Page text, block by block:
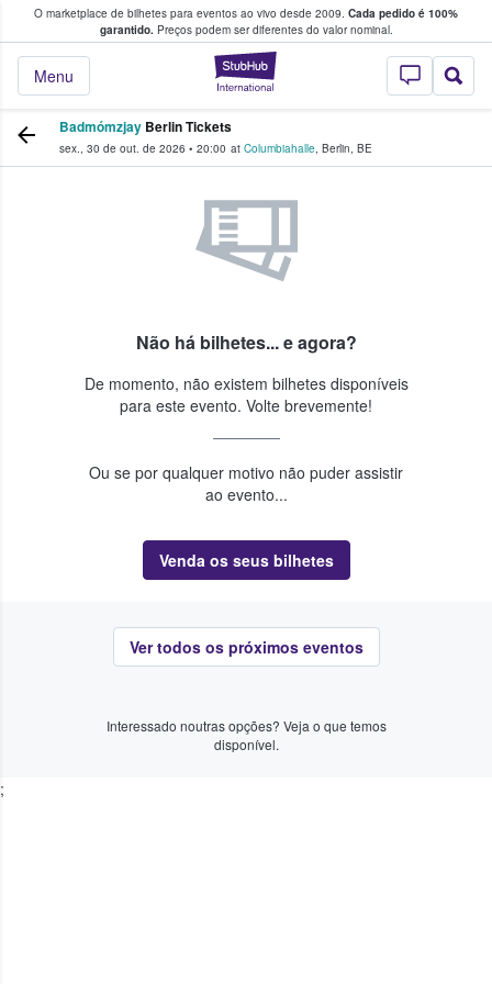
O marketplace de bilhetes para eventos ao vivo desde 2009. Cada pedido é 100%
garantido.Preços podem ser diferentes do valor nominal.
StubHub – onde
Menu
fãs compram e vendem bilhetes
Badmómzjay Berlin Tickets
sex., 30 de out. de 2026 • 20:00 at Columbiahalle, Berlin, BE
Não há bilhetes... e agora?
De momento, não existem bilhetes disponíveis
para este evento. Volte brevemente!
Ou se por qualquer motivo não puder assistir
ao evento...
Venda os seus bilhetes
Ver todos os próximos eventos
Interessado noutras opções? Veja o que temos
disponível.
;